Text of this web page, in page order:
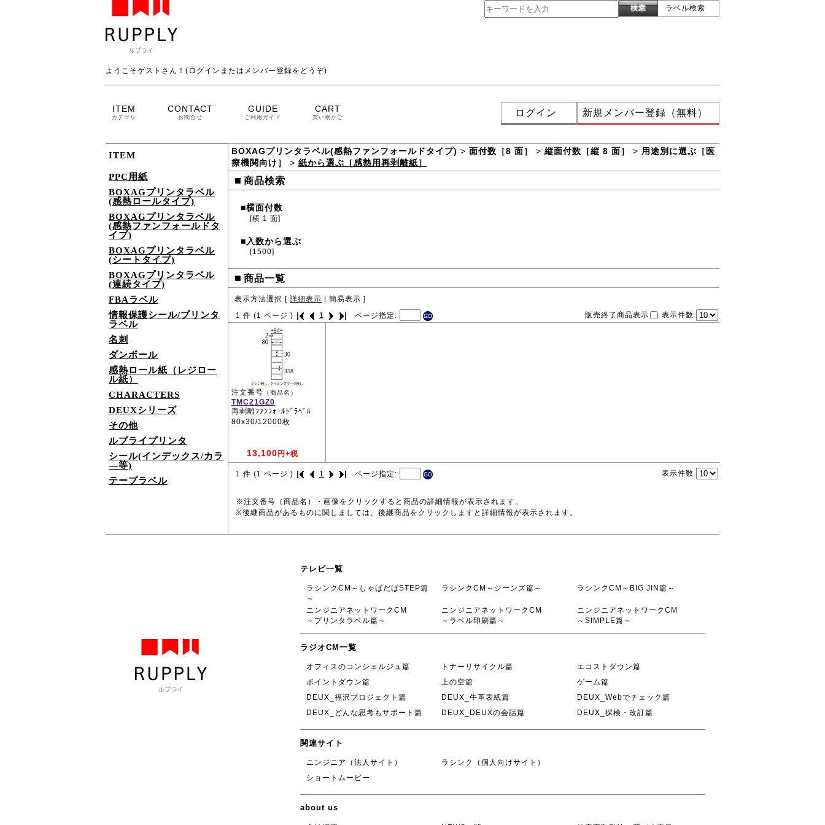
ラベル検索
ようこそゲストさん！(ログインまたはメンバー登録をどうぞ)
ITEM
カテゴリ
CONTACT
お問合せ
GUIDE
ご利用ガイド
CART
買い物かご ログイン 新規メンバー登録（無料）
ITEM
PPC用紙
BOXAGプリンタラベル
(感熱ロールタイプ)
BOXAGプリンタラベル
(感熱ファンフォールドタ
イプ)
BOXAGプリンタラベル
(シートタイプ)
BOXAGプリンタラベル
(連続タイプ)
FBAラベル
情報保護シール/プリンタ
ラベル
名刺
ダンボール
感熱ロール紙（レジロー
ル紙）
CHARACTERS
DEUXシリーズ
その他
ルプライプリンタ
シール(インデックス/カラ
―等)
テープラベル
BOXAGプリンタラベル(感熱ファンフォールドタイプ) > 面付数［8 面］ > 縦面付数［縦 8 面］ > 用途別に選ぶ［医
療機関向け］
> 紙から選ぶ［感熱用再剥離紙］
■ 商品検索
■横面付数
[横 1 面]
■ 入数から選ぶ
[1500]
■ 商品一覧
表示方法選択 [ 詳細表示 簡易表示 ]
1 件 (1 ページ ) 1 ページ指定: 販売終了商品表示 表示件数
注文番号 （商品名）
TMC21GZ0
再剥離ﾌｧﾝﾌｫｰﾙﾄﾞﾗﾍﾞﾙ
80x30/12000枚
13,100 円+税
1 件 (1 ページ ) 1 ページ指定: 表示件数
※注文番号（商品名）・画像をクリックすると商品の詳細情報が表示されます。
※後継商品があるものに関しましては、後継商品をクリックしますと詳細情報が表示されます。
テレビ一覧
ラシンクCM～しゃばだばSTEP篇
～
ラシンクCM～ジーンズ篇～ ラシンクCM～BIG JIN篇～
ニンジニアネットワークCM
～プリンタラベル篇～
ニンジニアネットワークCM
～ラベル印刷篇～
ニンジニアネットワークCM
～SIMPLE篇～
ラジオCM一覧
オフィスのコンシェルジュ篇 トナーリサイクル篇
エコストダウン篇
ポイントダウン篇
上の空篇
ゲーム篇
DEUX_福沢プロジェクト篇
DEUX_牛革表紙篇
DEUX_Webでチェック篇
DEUX_どんな思考もサポート篇
DEUX_DEUXの会話篇 DEUX_探検・改訂篇
関連サイト
ニンジニア（法人サイト）
ラシンク（個人向けサイト）
ショートムービー
about us